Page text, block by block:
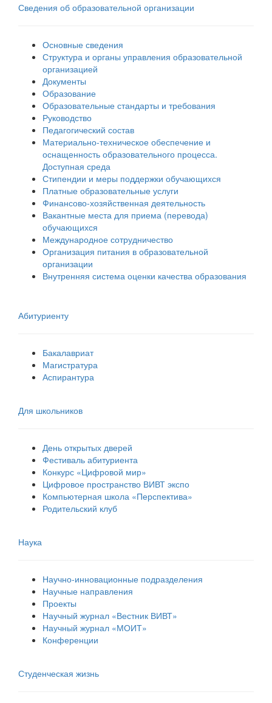
Сведения об образовательной организации
Основные сведения
Структура и органы управления образовательной
организацией
Документы
Образование
Образовательные стандарты и требования
Руководство
Педагогический состав
Материально-техническое обеспечение и
оснащенность образовательного процесса.
Доступная среда
Стипендии и меры поддержки обучающихся
Платные образовательные услуги
Финансово-хозяйственная деятельность
Вакантные места для приема (перевода)
обучающихся
Международное сотрудничество
Организация питания в образовательной
организации
Внутренняя система оценки качества образования
Абитуриенту
Бакалавриат
Магистратура
Аспирантура
Для школьников
День открытых дверей
Фестиваль абитуриента
Конкурс «Цифровой мир»
Цифровое пространство ВИВТ экспо
Компьютерная школа «Перспектива»
Родительский клуб
Наука
Научно-инновационные подразделения
Научные направления
Проекты
Научный журнал «Вестник ВИВТ»
Научный журнал «МОИТ»
Конференции
Студенческая жизнь